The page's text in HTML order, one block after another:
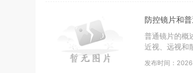
防控镜片和
普通镜片的概
近视、远视和
发布时间：